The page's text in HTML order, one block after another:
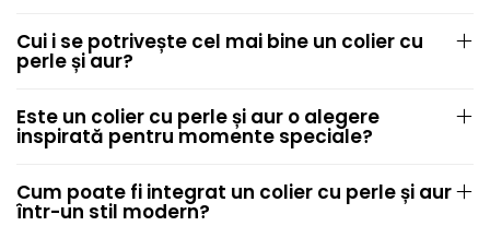
Cui i se potrivește cel mai bine un colier cu
perle și aur?
Este un colier cu perle și aur o alegere
inspirată pentru momente speciale?
Cum poate fi integrat un colier cu perle și aur
într-un stil modern?